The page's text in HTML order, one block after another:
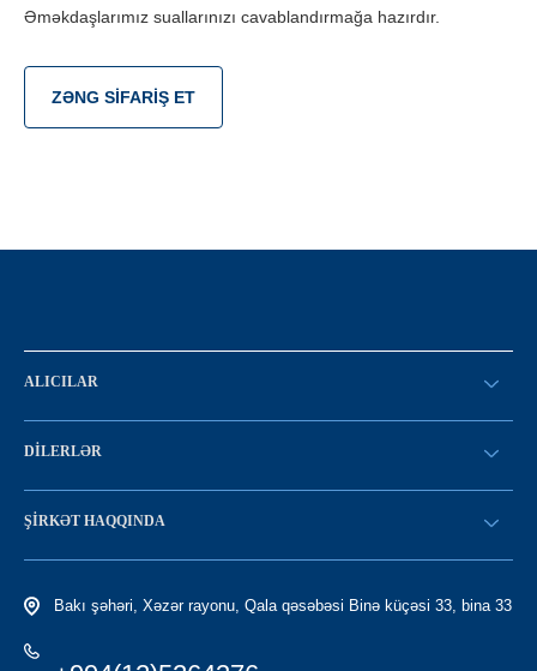
Əməkdaşlarımız suallarınızı cavablandırmağa hazırdır.
ZƏNG SIFARIŞ ET
ALICILAR
SİFARİŞ VERİN
DILERLƏR
SATICI OLMAQ
LC-yə giriş
ŞIRKƏT HAQQINDA
Tariximiz
Bakı şəhəri, Xəzər rayonu, Qala qəsəbəsi Binə küçəsi 33, bina 33